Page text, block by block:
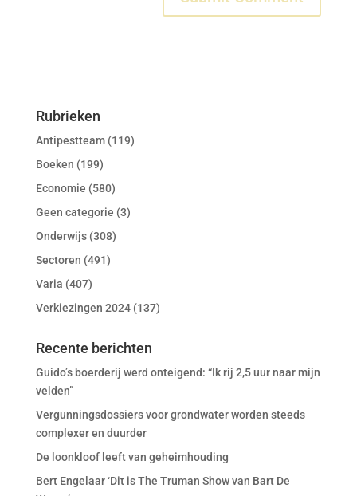
Rubrieken
Antipestteam(119)
Boeken (199)
Economie (580)
Geen categorie (3)
Onderwijs(308)
Sectoren (491)
Varia (407)
Verkiezingen 2024(137)
Recente berichten
Guido’s boerderij werd onteigend: “Ik rij 2,5 uur naar mijn
velden”
Vergunningsdossiers voor grondwater worden steeds
complexer en duurder
De loonkloof leeft van geheimhouding
Bert Engelaar ‘Dit is The Truman Show van Bart De